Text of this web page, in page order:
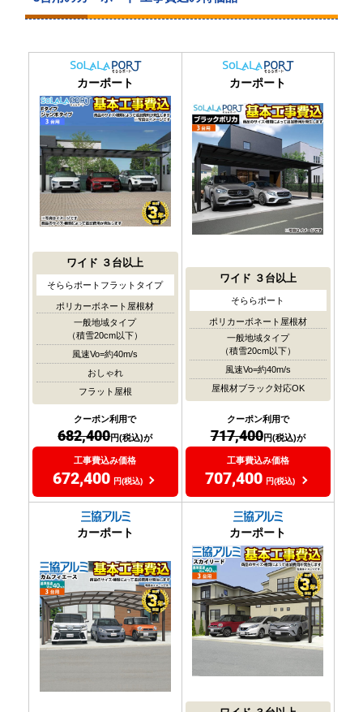
カーポート
ワイド ３台以上
そららポートフラットタイプ
ポリカーボネート屋根材
一般地域タイプ
（積雪20cm以下）
風速Vo=約40m/s
おしゃれ
フラット屋根
クーポン利用で
682,400円(税込)が
工事費込み価格
672,400 円(税込)
カーポート
ワイド ３台以上
そららポート
ポリカーボネート屋根材
一般地域タイプ
（積雪20cm以下）
風速Vo=約40m/s
屋根材ブラック対応OK
クーポン利用で
717,400円(税込)が
工事費込み価格
707,400 円(税込)
カーポート カーポート